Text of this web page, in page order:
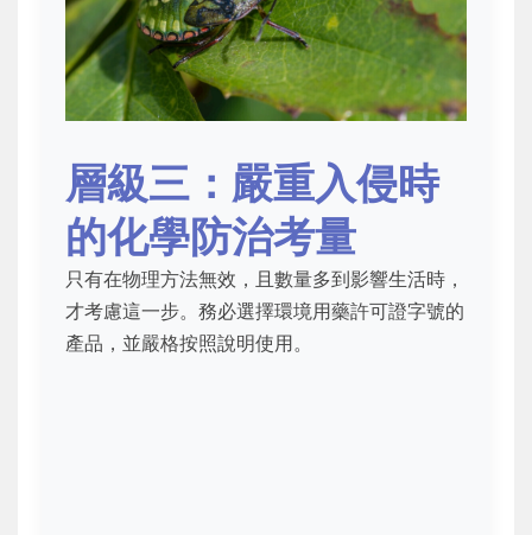
層級三：嚴重入侵時
的化學防治考量
只有在物理方法無效，且數量多到影響生活時，
才考慮這一步。務必選擇環境用藥許可證字號的
產品，並嚴格按照說明使用。